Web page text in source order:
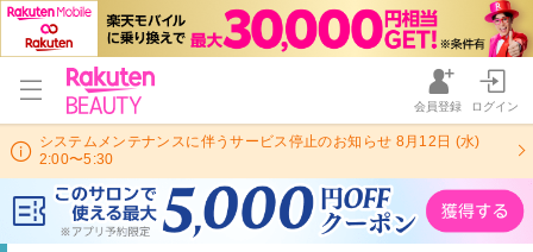
会員登録 ログイン
システムメンテナンスに伴うサービス停止のお知らせ 8月12日 (水)
2:00〜5:30